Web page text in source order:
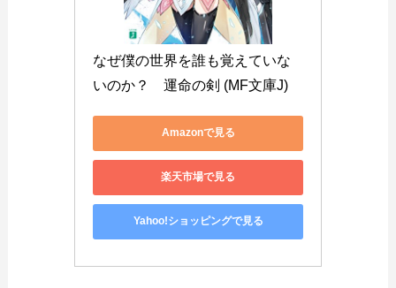
なぜ僕の世界を誰も覚えていな
いのか？　運命の剣 (MF文庫J)
Amazonで見る
楽天市場で見る
Yahoo!ショッピングで見る